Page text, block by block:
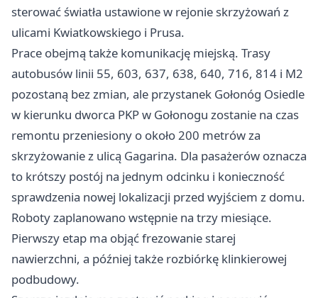
sterować światła ustawione w rejonie skrzyżowań z
ulicami Kwiatkowskiego i Prusa.
Prace obejmą także komunikację miejską. Trasy
autobusów linii 55, 603, 637, 638, 640, 716, 814 i M2
pozostaną bez zmian, ale przystanek Gołonóg Osiedle
w kierunku dworca PKP w Gołonogu zostanie na czas
remontu przeniesiony o około 200 metrów za
skrzyżowanie z ulicą Gagarina. Dla pasażerów oznacza
to krótszy postój na jednym odcinku i konieczność
sprawdzenia nowej lokalizacji przed wyjściem z domu.
Roboty zaplanowano wstępnie na trzy miesiące.
Pierwszy etap ma objąć frezowanie starej
nawierzchni, a później także rozbiórkę klinkierowej
podbudowy.